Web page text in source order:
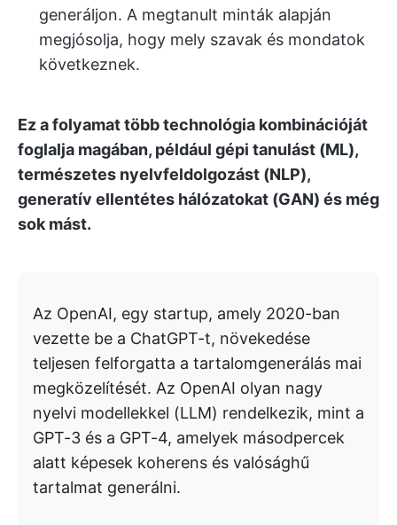
generáljon. A megtanult minták alapján
megjósolja, hogy mely szavak és mondatok
következnek.
Ez a folyamat több technológia kombinációját
foglalja magában, például gépi tanulást (ML),
természetes nyelvfeldolgozást (NLP),
generatív ellentétes hálózatokat (GAN) és még
sok mást.
Az OpenAI, egy startup, amely 2020-ban
vezette be a ChatGPT-t, növekedése
teljesen felforgatta a tartalomgenerálás mai
megközelítését. Az OpenAI olyan nagy
nyelvi modellekkel (LLM) rendelkezik, mint a
GPT-3 és a GPT-4, amelyek másodpercek
alatt képesek koherens és valósághű
tartalmat generálni.